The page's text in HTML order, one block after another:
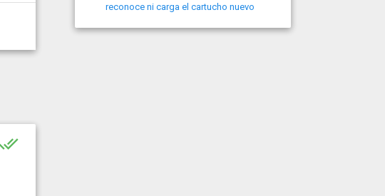
reconoce ni carga el cartucho nuevo